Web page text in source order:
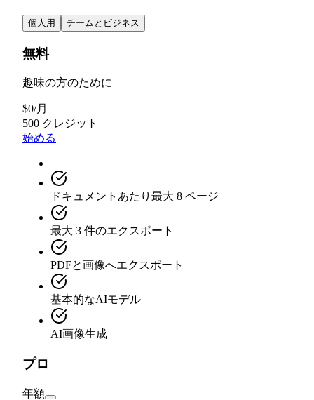
個人用 チームとビジネス
無料
趣味の方のために
$0/月
500 クレジット
始める
ドキュメントあたり最大 8 ページ
最大 3 件のエクスポート
PDFと画像へエクスポート
基本的なAIモデル
AI画像生成
プロ
年額